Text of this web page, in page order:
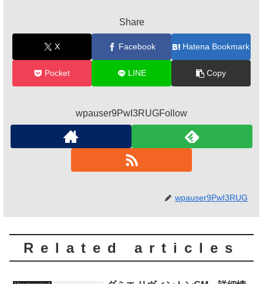
Share
X Facebook Hatena Bookmark
Pocket LINE Copy
wpauser9PwI3RUGFollow
wpauser9PwI3RUG
Related articles